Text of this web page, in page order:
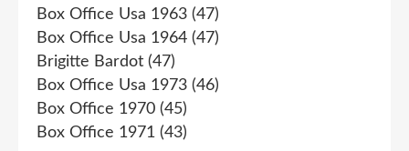
Box Office Usa 1963 (47)
Box Office Usa 1964 (47)
Brigitte Bardot (47)
Box Office Usa 1973 (46)
Box Office 1970 (45)
Box Office 1971 (43)